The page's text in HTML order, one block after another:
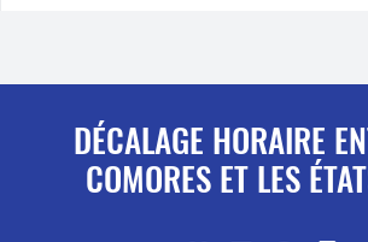
DÉCALAGE HORAIRE
COMORES ET LES